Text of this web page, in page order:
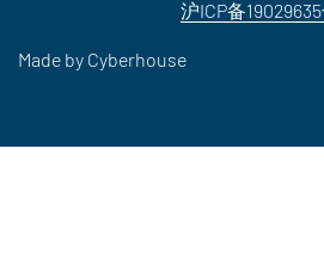
沪ICP备
Made by Cyberhouse